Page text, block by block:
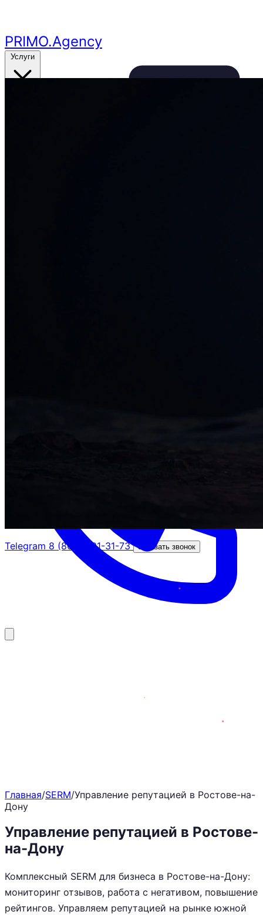
Telegram 8 (800) 201-31-73 Заказать звонок
PRIMO.Agency
Главная/SERM/Управление репутацией в Ростове-на-
Дону
Управление репутацией в Ростове-
на-Дону
Комплексный SERM для бизнеса в Ростове-на-Дону:
мониторинг отзывов, работа с негативом, повышение
рейтингов. Управляем репутацией на рынке южной